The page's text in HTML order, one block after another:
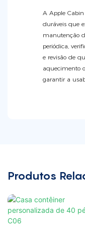
A Apple
duráveis ​​que
manutenção
periódica,
e revisão de
aquecimento
garantir a
Produtos